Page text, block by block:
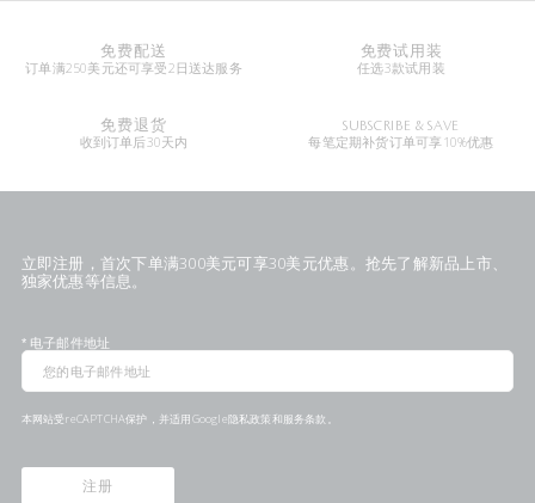
免费配送
订单满250美元还可享受2日送达服务
免费试用装
任选3款试用装
免费退货
收到订单后30天内
SUBSCRIBE & SAVE
每笔定期补货订单可享10%优惠
立即注册，首次下单满300美元可享30美元优惠。抢先了解新品上市、
独家优惠等信息。
* 电子邮件地址
本网站受reCAPTCHA保护，并适用Google隐私政策和服务条款 。
注册